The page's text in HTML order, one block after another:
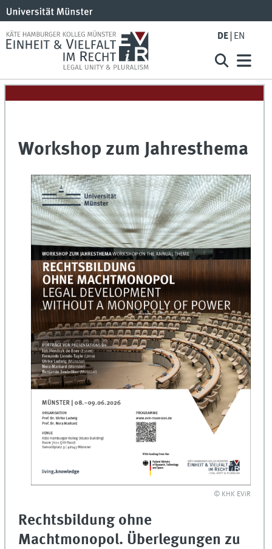
DE EN
Workshop zum Jahresthema
© KHK EViR
Rechtsbildung ohne
Machtmonopol. Überlegungen zu